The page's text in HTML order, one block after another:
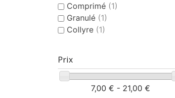
Comprimé (1)
Granulé (1)
Collyre (1)
Prix
7,00 € - 21,00 €